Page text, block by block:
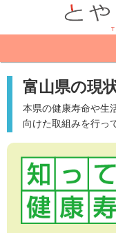
富山県の現
本県の健康寿命や生
向けた取組みを行っ